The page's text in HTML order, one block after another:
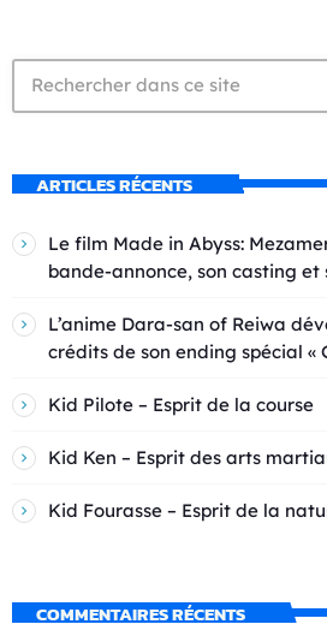
ARTICLES RÉCENTS
Le film Made in Abyss:
bande-annonce, son casting et
L’anime Dara-san of Reiwa
crédits de son ending spécial «
Kid Pilote – Esprit de la course
Kid Ken – Esprit des arts
Kid Fourasse – Esprit de la
COMMENTAIRES RÉCENTS